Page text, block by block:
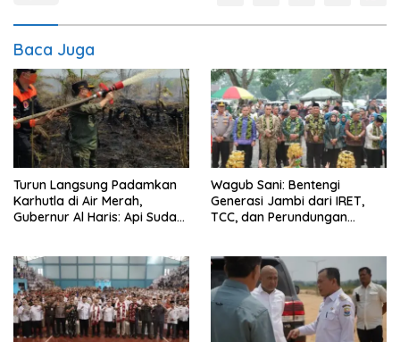
Baca Juga
Turun Langsung Padamkan
Karhutla di Air Merah,
Gubernur Al Haris: Api Sudah
Wagub Sani: Bentengi
Generasi Jambi dari IRET,
TCC, dan Perundungan